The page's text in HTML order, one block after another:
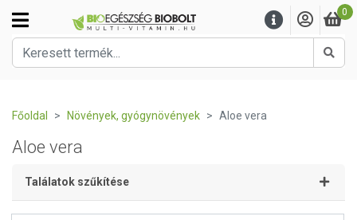
0
Főoldal Növények, gyógynövények Aloe vera
Aloe vera
Találatok szűkítése